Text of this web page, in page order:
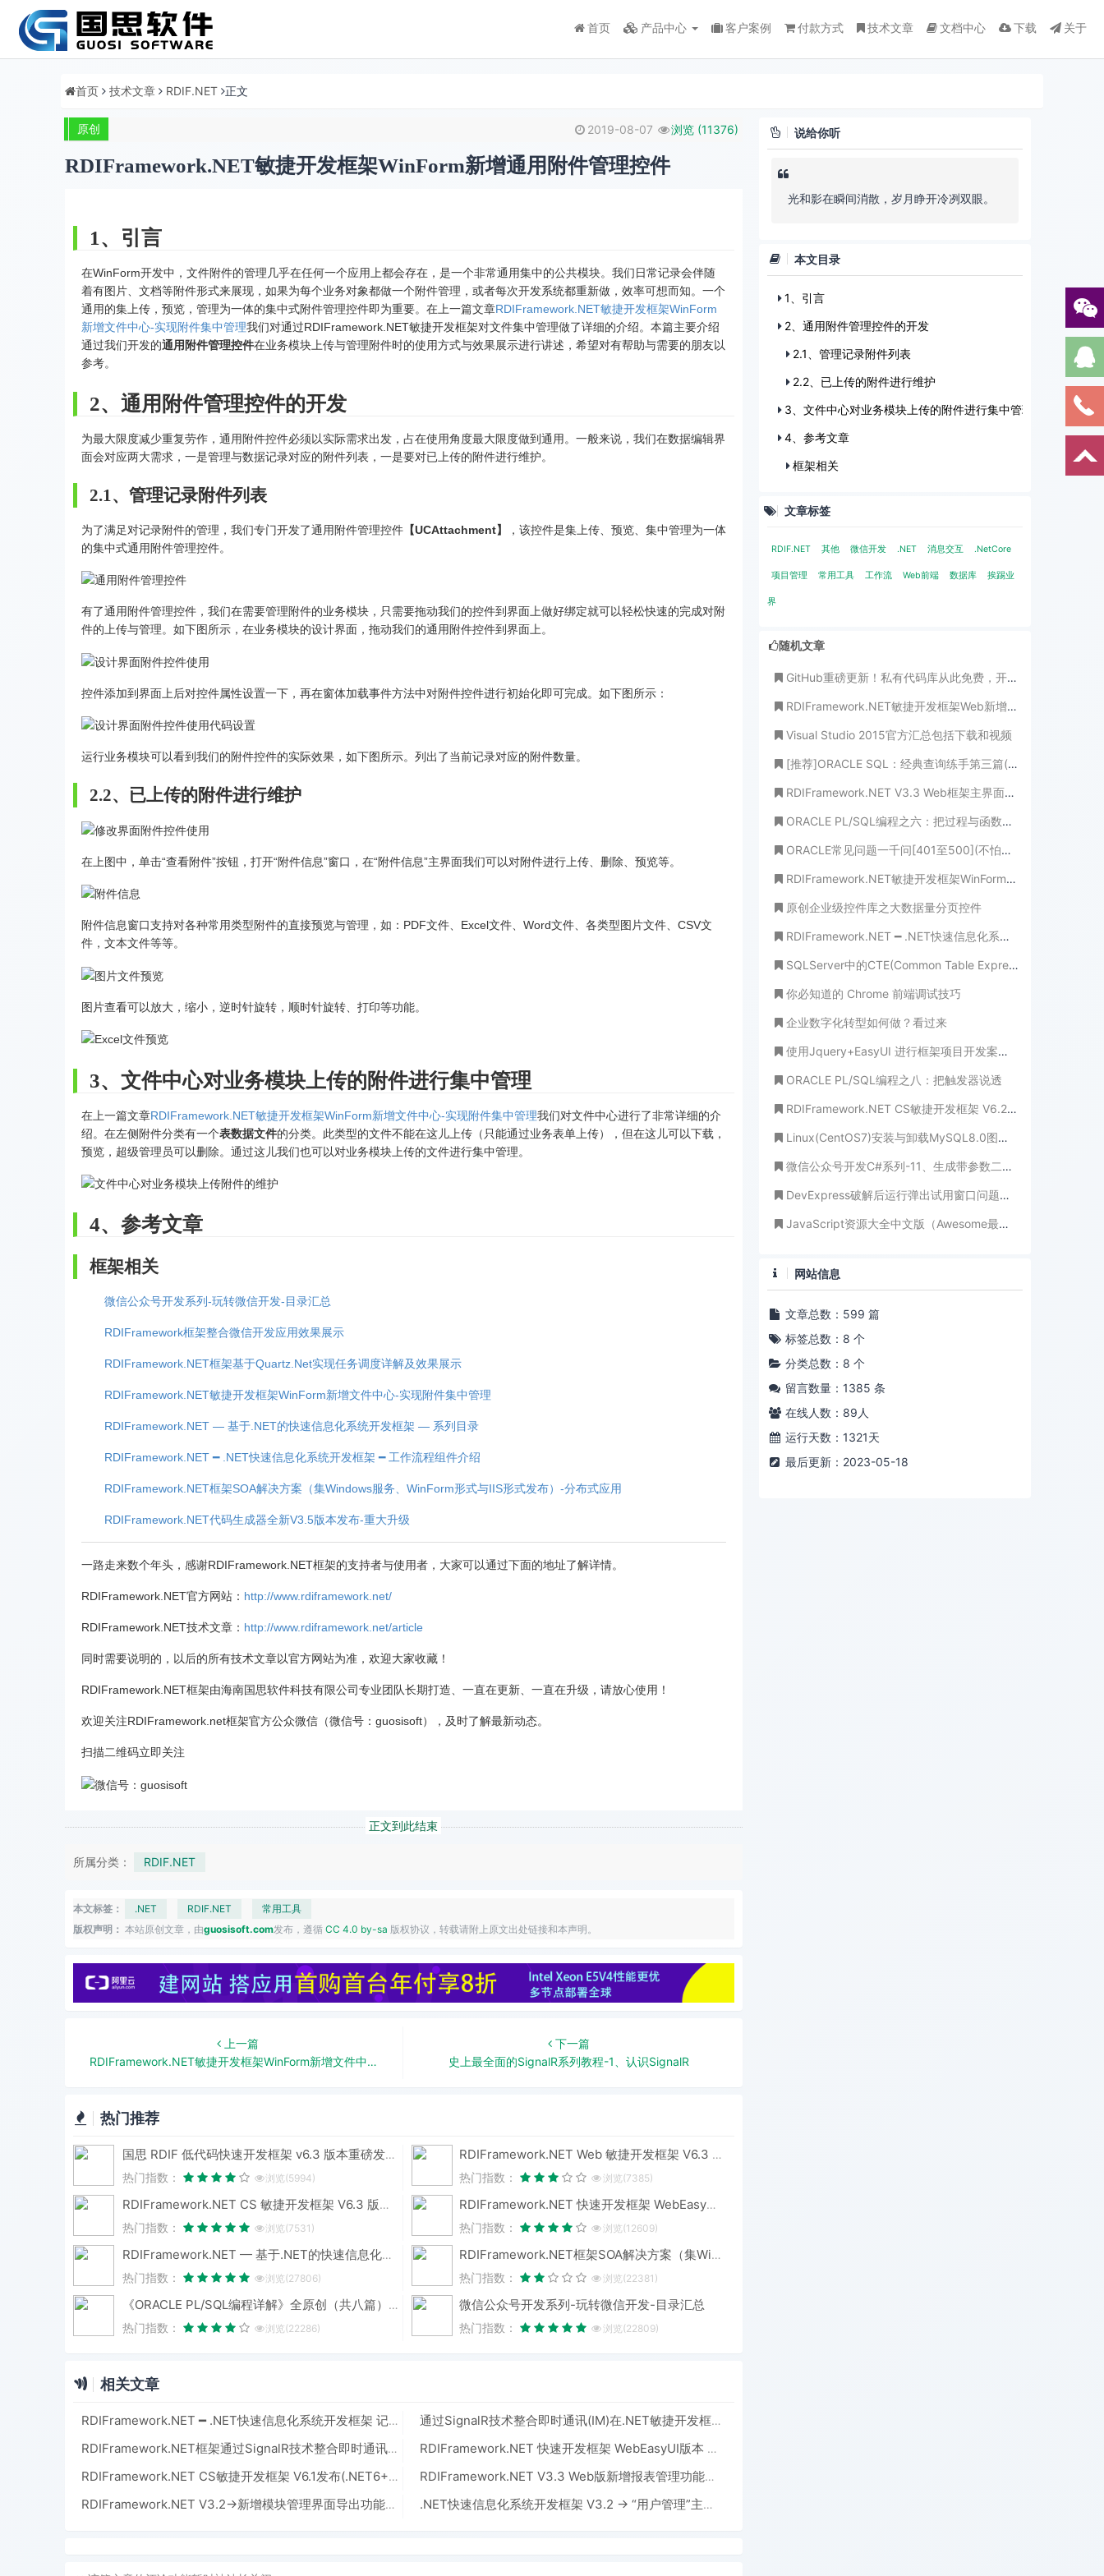
首页 产品中心 客户案例 付款方式 技术文章 文档中心 下载 关于
首页 技术文章 RDIF.NET 正文
原创 2019-08-07 浏览 (11376)
RDIFramework.NET敏捷开发框架WinForm新增通用附件管理控件
1、引言
在WinForm开发中，文件附件的管理几乎在任何一个应用上都会存在，是一个非常通用集中的公共模块。我们日常记录会伴随
着有图片、文档等附件形式来展现，如果为每个业务对象都做一个附件管理，或者每次开发系统都重新做，效率可想而知。一个
通用的集上传，预览，管理为一体的集中式附件管理控件即为重要。在上一篇文章RDIFramework.NET敏捷开发框架WinForm
新增文件中心-实现附件集中管理我们对通过RDIFramework.NET敏捷开发框架对文件集中管理做了详细的介绍。本篇主要介绍
通过我们开发的通用附件管理控件在业务模块上传与管理附件时的使用方式与效果展示进行讲述，希望对有帮助与需要的朋友以
参考。
2、通用附件管理控件的开发
为最大限度减少重复劳作，通用附件控件必须以实际需求出发，占在使用角度最大限度做到通用。一般来说，我们在数据编辑界
面会对应两大需求，一是管理与数据记录对应的附件列表，一是要对已上传的附件进行维护。
2.1、管理记录附件列表
为了满足对记录附件的管理，我们专门开发了通用附件管理控件【UCAttachment】
，该控件是集上传、预览、集中管理为一体
的集中式通用附件管理控件。
有了通用附件管理控件，我们在需要管理附件的业务模块，只需要拖动我们的控件到界面上做好绑定就可以轻松快速的完成对附
件的上传与管理。如下图所示，在业务模块的设计界面，拖动我们的通用附件控件到界面上。
控件添加到界面上后对控件属性设置一下，再在窗体加载事件方法中对附件控件进行初始化即可完成。如下图所示：
运行业务模块可以看到我们的附件控件的实际效果，如下图所示。列出了当前记录对应的附件数量。
2.2、已上传的附件进行维护
在上图中，单击“查看附件”按钮，打开“附件信息”窗口，在“附件信息”主界面我们可以对附件进行上传、删除、预览等。
附件信息窗口支持对各种常用类型附件的直接预览与管理，如：PDF文件、Excel文件、Word文件、各类型图片文件、CSV文
件，文本文件等等。
图片查看可以放大，缩小，逆时针旋转，顺时针旋转、打印等功能。
3、文件中心对业务模块上传的附件进行集中管理
在上一篇文章RDIFramework.NET敏捷开发框架WinForm新增文件中心-实现附件集中管理我们对文件中心进行了非常详细的介
绍。在左侧附件分类有一个表数据文件的分类。此类型的文件不能在这儿上传（只能通过业务表单上传），但在这儿可以下载，
预览，超级管理员可以删除。通过这儿我们也可以对业务模块上传的文件进行集中管理。
4、参考文章
框架相关
微信公众号开发系列-玩转微信开发-目录汇总
RDIFramework框架整合微信开发应用效果展示
RDIFramework.NET框架基于Quartz.Net实现任务调度详解及效果展示
RDIFramework.NET敏捷开发框架WinForm新增文件中心-实现附件集中管理
RDIFramework.NET — 基于.NET的快速信息化系统开发框架 — 系列目录
RDIFramework.NET ━ .NET快速信息化系统开发框架 ━ 工作流程组件介绍
RDIFramework.NET框架SOA解决方案（集Windows服务、WinForm形式与IIS形式发布）-分布式应用
RDIFramework.NET代码生成器全新V3.5版本发布-重大升级
一路走来数个年头，感谢RDIFramework.NET框架的支持者与使用者，大家可以通过下面的地址了解详情。
RDIFramework.NET官方网站： http://www.rdiframework.net/
RDIFramework.NET技术文章： http://www.rdiframework.net/article
同时需要说明的，以后的所有技术文章以官方网站为准，欢迎大家收藏！
RDIFramework.NET框架由海南国思软件科技有限公司专业团队长期打造、一直在更新、一直在升级，请放心使用！
欢迎关注RDIFramework.net框架官方公众微信（微信号：guosisoft），及时了解最新动态。
扫描二维码立即关注
正文到此结束
所属分类： RDIF.NET
本文标签： .NET RDIF.NET
常用工具
版权声明： 本站原创文章，由guosisoft.com发布，遵循 CC 4.0 by-sa 版权协议，转载请附上原文出处链接和本声明。
上一篇
RDIFramework.NET敏捷开发框架WinForm新增文件中心-实现附件集中管理
下一篇
史上最全面的SignalR系列教程-1、认识SignalR
热门推荐
国思 RDIF 低代码快速开发框架 v6.3 版本重磅发布！性能与体验双飞跃
热门指数：
浏览(5994)
RDIFramework.NET Web 敏捷开发框架 V6.3 发布 (.NET8+、Framework 双引擎)
热门指数：
浏览(7385)
RDIFramework.NET CS 敏捷开发框架 V6.3 版本重磅发布！.NET8+Framework双引擎，性能升级全维度进化
热门指数：
浏览(7531)
RDIFramework.NET 快速开发框架 WebEasyUI版本 V6.0发布
热门指数：
浏览(12609)
RDIFramework.NET — 基于.NET的快速信息化系统开发框架 — 系列目录
热门指数：
浏览(27806)
RDIFramework.NET框架SOA解决方案（集Windows服务、WinForm形式与IIS形式发布）-分布式应用
热门指数：
浏览(22381)
《ORACLE PL/SQL编程详解》全原创（共八篇）--系列文章导航
热门指数：
浏览(22286)
微信公众号开发系列-玩转微信开发-目录汇总
热门指数： 浏览(22809)
相关文章
RDIFramework.NET ━ .NET快速信息化系统开发框架 记录所有操作的Sql
通过SignalR技术整合即时通讯(IM)在.NET敏捷开发框架中落地
RDIFramework.NET框架通过SignalR技术整合即时通讯(IM)
RDIFramework.NET 快速开发框架 WebEasyUI版本 V6.0发布
RDIFramework.NET CS敏捷开发框架 V6.1发布(.NET6+、Framework双引擎、全网唯一)
RDIFramework.NET V3.3 Web版新增报表管理功能模块-重量级实用功能
RDIFramework.NET V3.2->新增模块管理界面导出功能（可按条件导出）
.NET快速信息化系统开发框架 V3.2 -> “用户管理”主界面使用多表头展示、增加打印功能
说给你听
光和影在瞬间消散，岁月睁开冷冽双眼。
本文目录
1、引言
2、通用附件管理控件的开发
2.1、管理记录附件列表
2.2、已上传的附件进行维护
3、文件中心对业务模块上传的附件进行集中管理
4、参考文章
框架相关
文章标签
RDIF.NET 其他 微信开发 .NET 消息交互 .NetCore
项目管理 常用工具 工作流 Web前端 数据库 挨踢业
界
随机文章
GitHub重磅更新！私有代码库从此免费，开发者齐夸微软送福利
RDIFramework.NET敏捷开发框架Web新增邮件中心实现便捷式的邮件收发
Visual Studio 2015官方汇总包括下载和视频
[推荐]ORACLE SQL：经典查询练手第三篇(不懂装懂，永世饭桶！)
RDIFramework.NET V3.3 Web框架主界面新增横向菜单功能
ORACLE PL/SQL编程之六：把过程与函数说透(穷追猛打，把根儿都拔起!)
ORACLE常见问题一千问[401至500](不怕学不成、就怕心不诚！)
RDIFramework.NET敏捷开发框架WinForm新增文件中心-实现附件集中管理
原创企业级控件库之大数据量分页控件
RDIFramework.NET ━ .NET快速信息化系统开发框架 记录所有操作的Sql
SQLServer中的CTE(Common Table Expression)通用表表达式使用详解
你必知道的 Chrome 前端调试技巧
企业数字化转型如何做？看过来
使用Jquery+EasyUI 进行框架项目开发案例讲解之五--模块（菜单）管理源码分享
ORACLE PL/SQL编程之八：把触发器说透
RDIFramework.NET CS敏捷开发框架 V6.2版本发布(.NET6+、Framework双引擎、全网唯一)
Linux(CentOS7)安装与卸载MySQL8.0图文详解
微信公众号开发C#系列-11、生成带参数二维码应用场景
DevExpress破解后运行弹出试用窗口问题处理方式
JavaScript资源大全中文版（Awesome最新版）
网站信息
文章总数：599 篇
标签总数：8 个
分类总数：8 个
留言数量：1385 条
在线人数： 89 人
运行天数：1321天
最后更新：2023-05-18